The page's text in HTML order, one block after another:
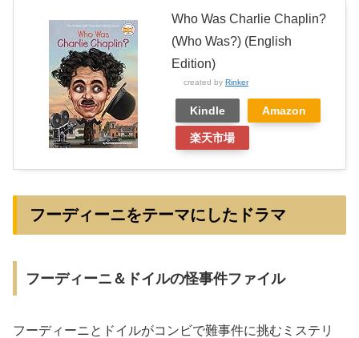
Who Was Charlie Chaplin?
(Who Was?) (English
Edition)
created by Rinker
Kindle Amazon
楽天市場
フーディーニをテーマにしたドラマ
フーディーニ＆ドイルの怪事件ファイル
フーディーニとドイルがコンビで難事件に挑むミステリ